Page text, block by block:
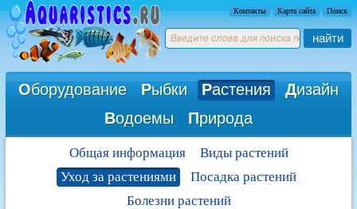
Контакты Карта сайта Поиск
найти
Оборудование Рыбки Растения Дизайн
Водоемы Природа
Общая информация
Виды растений
Уход за растениями
Посадка растений
Болезни растений